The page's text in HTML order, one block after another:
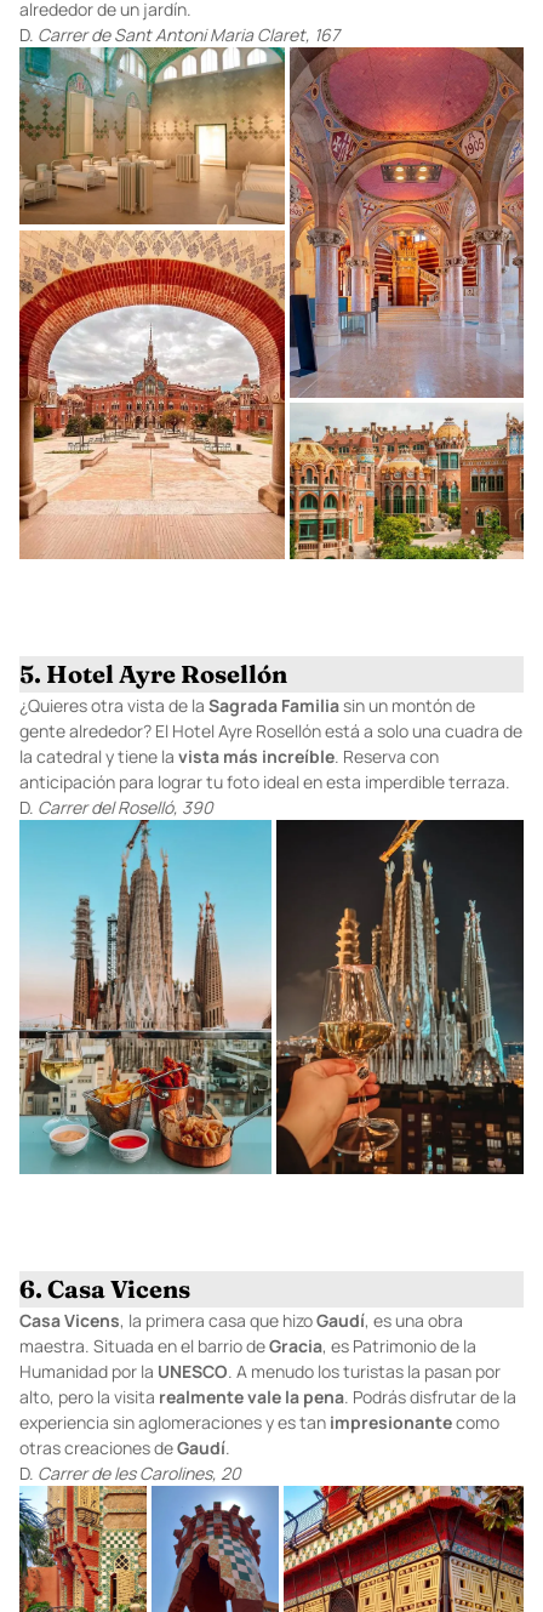
alrededor de un jardín.
D. Carrer de Sant Antoni Maria Claret, 167
5. Hotel Ayre Rosellón
¿Quieres otra vista de la Sagrada Familiasin un montón de
gente alrededor? El Hotel Ayre Rosellónestá a solo una cuadra de
la catedral y tiene la vista más increíble. Reserva con
anticipación para lograr tu foto ideal en esta imperdible terraza.
D. Carrer del Roselló, 390
6. Casa Vicens
Casa Vicens, la primera casa que hizoGaudí, es una obra
maestra. Situada en el barrio deGracia, es Patrimonio de la
Humanidad por la UNESCO. A menudo los turistas la pasan por
alto, pero la visita realmentevale la pena. Podrás disfrutar de la
experiencia sin aglomeraciones y es tan impresionantecomo
otras creaciones deGaudí.
D. Carrer de les Carolines, 20